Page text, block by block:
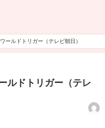
ールドトリガー（テレビ朝日）
ルドトリガー（テレ